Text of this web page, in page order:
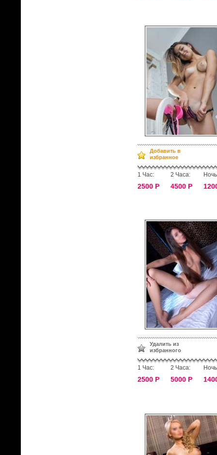
Добавить в
избранное
1 Час:
2500 Р
2 Часа:
4500 Р
Удалить из
избранного
1 Час:
2500 Р
2 Часа:
5000 Р